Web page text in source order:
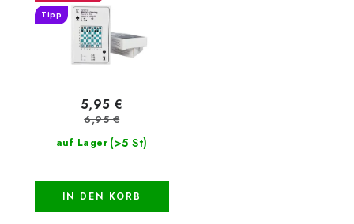
Tipp
auf Lager (>5 St)
5,95 €
6,95 €
IN DEN KORB